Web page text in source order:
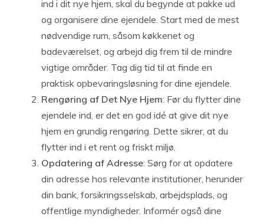
ind i dit nye hjem, skal du begynde at pakke ud
og organisere dine ejendele. Start med de mest
nødvendige rum, såsom køkkenet og
badeværelset, og arbejd dig frem til de mindre
vigtige områder. Tag dig tid til at finde en
praktisk opbevaringsløsning for dine ejendele.
Rengøring af Det Nye Hjem: Før du flytter dine
ejendele ind, er det en god idé at give dit nye
hjem en grundig rengøring. Dette sikrer, at du
flytter ind i et rent og friskt miljø.
Opdatering af Adresse: Sørg for at opdatere
din adresse hos relevante institutioner, herunder
din bank, forsikringsselskab, arbejdsplads, og
offentlige myndigheder. Informér også dine